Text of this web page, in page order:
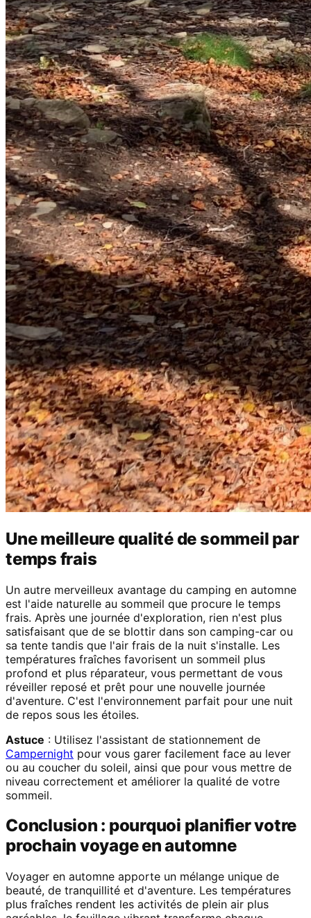
Une meilleure qualité de sommeil par
temps frais
Un autre merveilleux avantage du camping en automne
est l'aide naturelle au sommeil que procure le temps
frais. Après une journée d'exploration, rien n'est plus
satisfaisant que de se blottir dans son camping-car ou
sa tente tandis que l'air frais de la nuit s'installe. Les
températures fraîches favorisent un sommeil plus
profond et plus réparateur, vous permettant de vous
réveiller reposé et prêt pour une nouvelle journée
d'aventure. C'est l'environnement parfait pour une nuit
de repos sous les étoiles.
Astuce : Utilisez l'assistant de stationnement de
Campernight pour vous garer facilement face au lever
ou au coucher du soleil, ainsi que pour vous mettre de
niveau correctement et améliorer la qualité de votre
sommeil.
Conclusion : pourquoi planifier votre
prochain voyage en automne
Voyager en automne apporte un mélange unique de
beauté, de tranquillité et d'aventure. Les températures
plus fraîches rendent les activités de plein air plus